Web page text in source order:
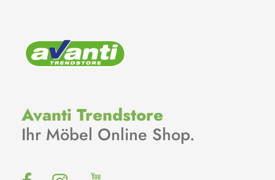
Avanti Trendstore
Ihr Möbel Online Shop.